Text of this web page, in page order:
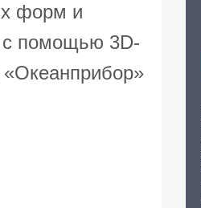
форм и
с помощью 3D-
«Океанприбор»